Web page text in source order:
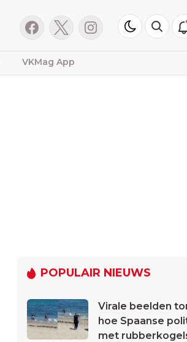
VKMag App
POPULAIR NIEUWS
Virale beelden
hoe Spaanse
met